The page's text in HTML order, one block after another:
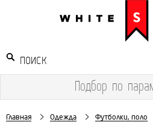
Подбор по
Главная Одежда Футболки, поло